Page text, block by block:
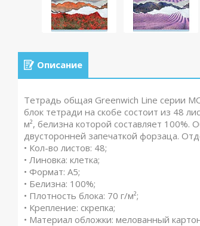
Описание
Тетрадь общая Greenwich Line серии
блок тетради на скобе состоит из 48
м², белизна которой составляет 100%.
двусторонней запечаткой форзаца.
• Кол-во листов: 48;
• Линовка: клетка;
• Формат: А5;
• Белизна: 100%;
• Плотность блока: 70 г/м²;
• Крепление: скрепка;
• Материал обложки: мелованный